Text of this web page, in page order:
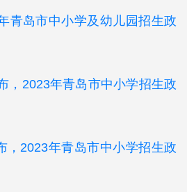
青岛市中小学及幼儿园招生政
，2023年青岛市中小学招生政
，2023年青岛市中小学招生政